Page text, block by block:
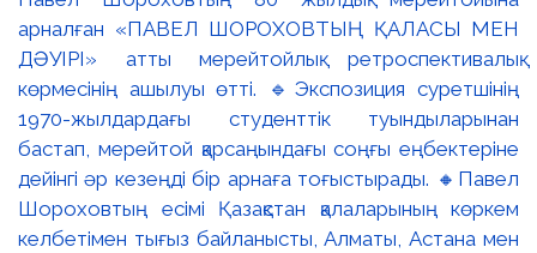
арналған «ПАВЕЛ ШОРОХОВТЫҢ ҚАЛАСЫ МЕН
ДӘУІРІ» атты мерейтойлық ретроспективалық
көрмесінің ашылуы өтті. 🔹Экспозиция суретшінің
1970-жылдардағы студенттік туындыларынан
бастап, мерейтой қарсаңындағы соңғы еңбектеріне
дейінгі әр кезеңді бір арнаға тоғыстырады. 🔸Павел
Шороховтың есімі Қазақстан қалаларының көркем
келбетімен тығыз байланысты, Алматы, Астана мен